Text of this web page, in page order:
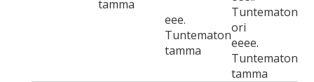
tamma
eee.
Tuntematon
tamma
Tuntematon
ori
eeee.
Tuntematon
tamma